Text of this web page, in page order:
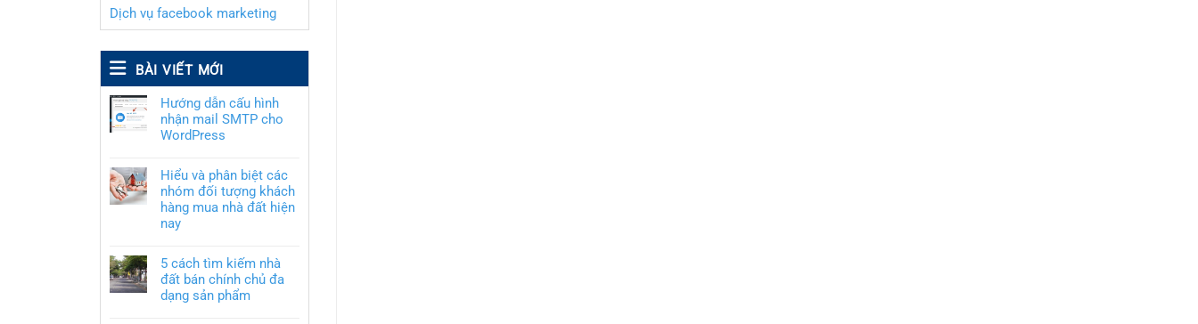
Dịch vụ facebook marketing
BÀI VIẾT MỚI
Hướng dẫn cấu hình
nhận mail SMTP cho
WordPress
Hiểu và phân biệt các
nhóm đối tượng khách
hàng mua nhà đất hiện
nay
5 cách tìm kiếm nhà
đất bán chính chủ đa
dạng sản phẩm